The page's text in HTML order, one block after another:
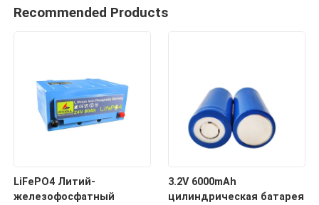
Recommended Products
LiFePO4 Литий-
железофосфатный
3.2V 6000mAh
цилиндрическая батарея